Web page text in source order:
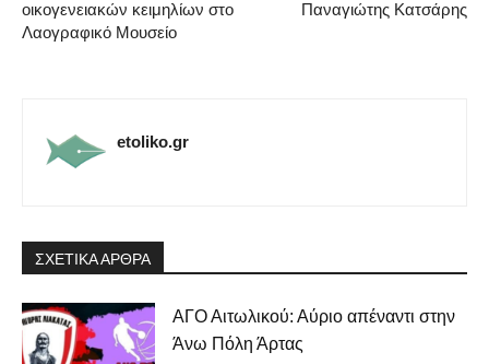
οικογενειακών κειμηλίων στο
Λαογραφικό Μουσείο
Παναγιώτης Κατσάρης
etoliko.gr
ΣΧΕΤΙΚΑ ΑΡΘΡΑ
ΑΓΟ Αιτωλικού: Αύριο απέναντι στην
Άνω Πόλη Άρτας